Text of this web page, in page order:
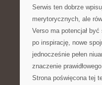
Serwis ten dobrze
merytorycznych, ale
Verso ma potencjał
po inspirację, nowe
jednocześnie pełen
znaczenie
Strona poświęcona tej